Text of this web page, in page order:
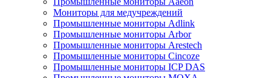
Мониторы для медучреждений
Промышленные мониторы Adlink
Промышленные мониторы Arbor
Промышленные мониторы Arestech
Промышленные мониторы Cincoze
Промышленные мониторы ICP DAS